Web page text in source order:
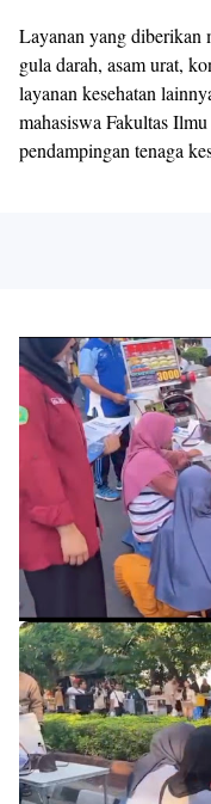
Layanan yang diberikan
gula darah, asam urat,
layanan kesehatan
mahasiswa Fakultas
pendampingan tenaga